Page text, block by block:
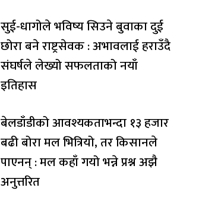
सुई-धागोले भविष्य सिउने बुवाका दुई
छोरा बने राष्ट्रसेवक : अभावलाई हराउँदै
संघर्षले लेख्यो सफलताको नयाँ
इतिहास
बेलडाँडीको आवश्यकताभन्दा १३ हजार
बढी बोरा मल भित्रियो, तर किसानले
पाएनन् : मल कहाँ गयो भन्ने प्रश्न अझै
अनुत्तरित